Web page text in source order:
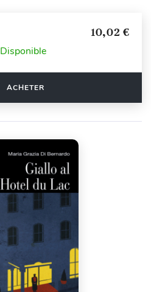
10,02 €
Disponible
ACHETER